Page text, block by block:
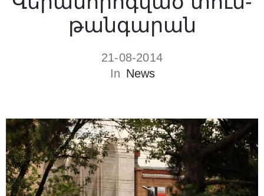
թանգարան
21-08-2014
In News